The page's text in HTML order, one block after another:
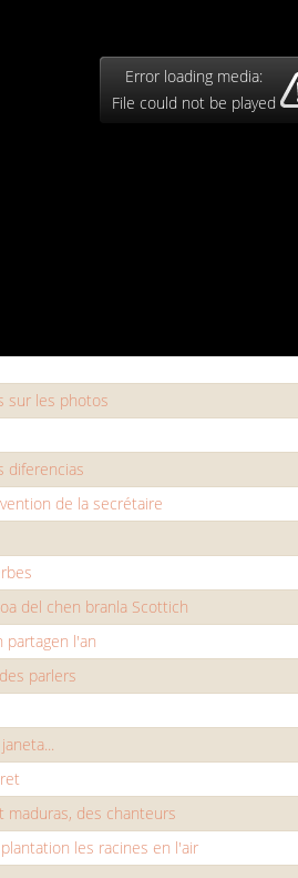
Error loading media:
File could not be played
sur les photos
diferencias
de la secrétaire
del chen branla Scottich
partagen l'an
parlers
maduras, des chanteurs
les racines en l'air